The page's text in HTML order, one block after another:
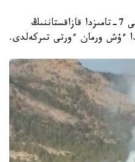
استانا. قازاقپارات - 2026-جىلعى 7-تامىزدا قازاقستاننىڭ
ءۇش ورمان ءورتى تىركەلدى.